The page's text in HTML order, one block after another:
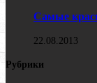
Самые
22.08.2013
Рубрики